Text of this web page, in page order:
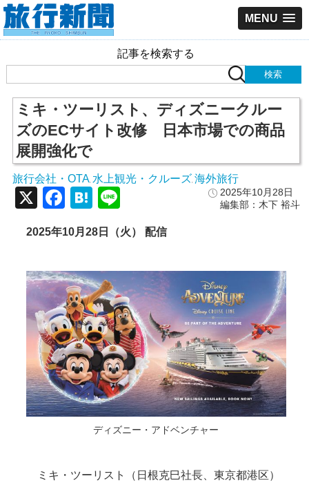
MENU
記事を検索する
ミキ・ツーリスト、ディズニークルー
ズのECサイト改修 日本市場での商品
展開強化で
旅行会社・OTA, 水上観光・クルーズ 海外旅行
2025年10月28日
編集部：木下 裕斗
X Facebook
Hatena
2025年10月28日（火） 配信
ディズニー・アドベンチャー
ミキ・ツーリスト（日根克巳社長、東京都港区）